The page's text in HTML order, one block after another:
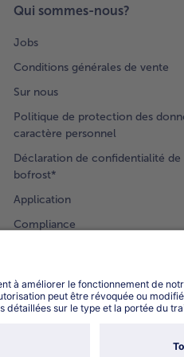
Qui sommes-nous?
Jobs
Conditions générales de vente
Sur nous
Politique de protection des
caractère personnel
Déclaration de confidentialité
bofrost*
Application
Compliance